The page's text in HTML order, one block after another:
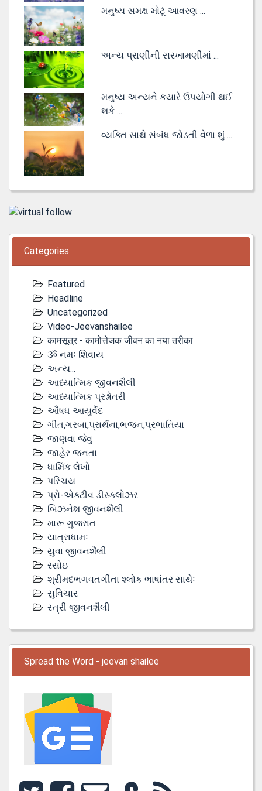
મનુષ્ય સમક્ષ મોટૂં આવરણ ...
અન્ય પ્રાણીની સરખામણીમાં ...
મનુષ્ય અન્યને કયારે ઉપયોગી થઈ
શકે ...
વ્યક્તિ સાથે સંબંધ જોડતી વેળા શું ...
Categories
Featured
Headline
Uncategorized
Video-Jeevanshailee
कामसूत्र - कामोत्तेजक जीवन का नया तरीका
ૐ નમઃ શિવાય
અન્ય...
આધ્યાત્મિક જીવનશૈલી
આધ્યાત્મિક પ્રશ્નોતરી
ઔષધ આયુર્વેદ
ગીત,ગરબા,પ્રાર્થના,ભજન,પ્રભાતિયા
જાણવા જેવુ
જાહેર જનતા
ધાર્મિક લેખો
પરિચય
પ્રો-એક્ટીવ ડીસ્‍ક્લોઝર
બિઝનેશ જીવનશૈલી
મારૂ ગુજરાત
યાત્રાધામઃ
યુવા જીવનશૈલી
રસોઇ
શ્રીમદભગવતગીતા શ્લોક ભાષાંતર સાથેઃ
સુવિચાર
સ્ત્રી જીવનશૈલી
Spread the Word - jeevan shailee